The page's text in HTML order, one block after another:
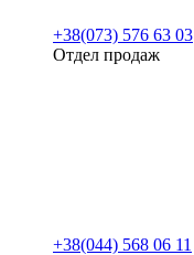
+38(073) 576 63 03
Отдел продаж
+38(044) 568 06 11